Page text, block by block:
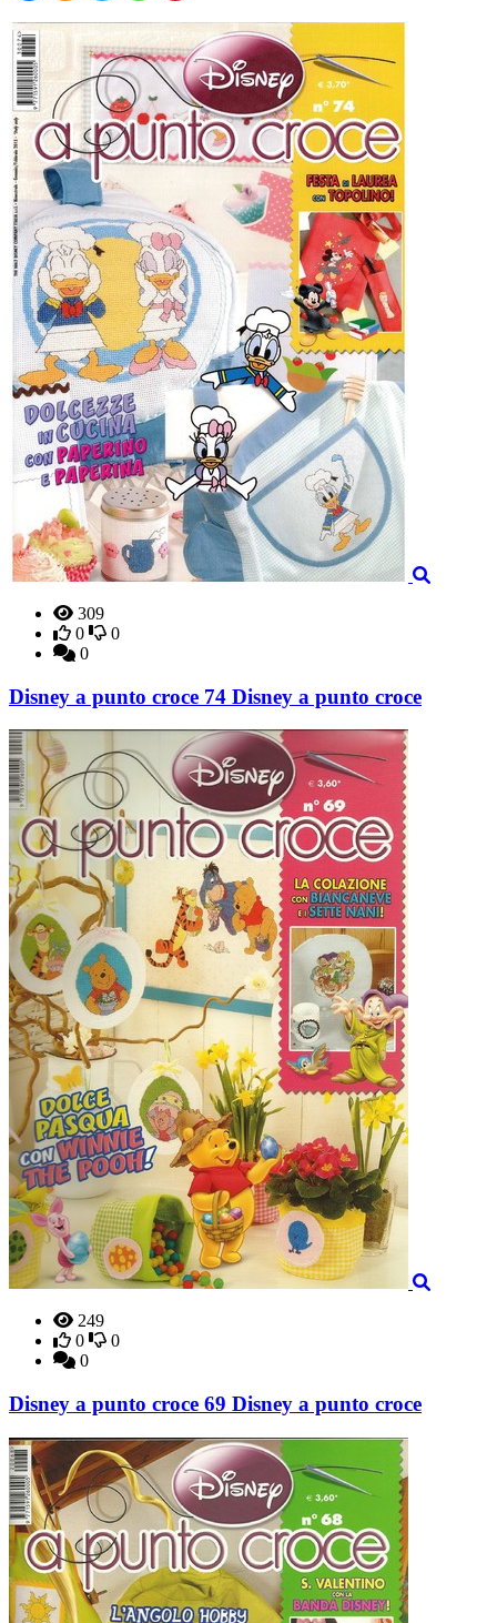
309
0
0
0
Disney a punto croce 74 Disney a punto croce
249
0
0
0
Disney a punto croce 69 Disney a punto croce